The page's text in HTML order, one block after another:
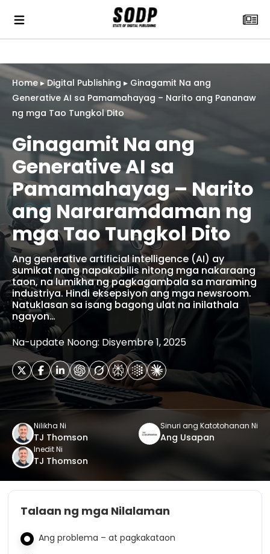
Home▸ Digital Publishing ▸ Ginagamit Na ang
Generative AI sa Pamamahayag – Narito ang Pananaw
ng mga Tao Tungkol Dito
Ginagamit Na ang
Generative AI sa
Pamamahayag – Narito
ang Nararamdaman ng
mga Tao Tungkol Dito
Ang generative artificial intelligence (AI) ay
sumikat nang napakabilis nitong mga nakaraang
taon, na lumikha ng pagkagambala sa maraming
industriya. Hindi eksepsiyon ang mga newsroom.
Natuklasan sa isang bagong ulat na inilathala
ngayon…
Na-update Noong: Disyembre 1, 2025
Nilikha Ni
TJ Thomson
Sinuri ang Katotohanan Ni
Ang Usapan
Inedit Ni
TJ Thomson
Talaan ng mga Nilalaman
Ang problema – at pagkakataon